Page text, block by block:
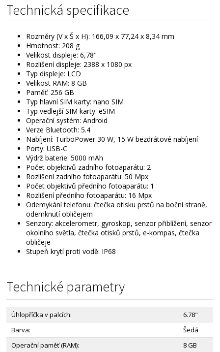
Technická specifikace
Rozměry (V x Š x H): 166,09 x 77,24 x 8,34 mm
Hmotnost: 208 g
Velikost displeje: 6,78"
Rozlišení displeje: 2388 x 1080 px
Typ displeje: LCD
Velikost RAM: 8 GB
Paměť: 256 GB
Typ hlavní SIM karty: nano SIM
Typ vedlejší SIM karty: eSIM
Operační systém: Android
Verze Bluetooth: 5.4
Nabíjení: TurboPower 30 W, 15 W bezdrátové nabíjení
Porty: USB-C
Výdrž baterie: 5000 mAh
Počet objektivů zadního fotoaparátu: 2
Rozlišení zadního fotoaparátu: 50 Mpx
Počet objektivů předního fotoaparátu: 1
Rozlišení předního fotoaparátu: 16 Mpx
Odemykání telefonu: čtečka otisku prstů na boční straně,
odemknutí obličejem
Senzory: akcelerometr, gyroskop, senzor přiblížení, senzor
okolního světla, čtečka otisků prstů, e-kompas, čtečka
obličeje
Stupeň krytí proti vodě: IP68
Technické parametry
Úhlopříčka v palcích:
6.78"
Barva:
Šedá
Operační paměť (RAM):
8 GB